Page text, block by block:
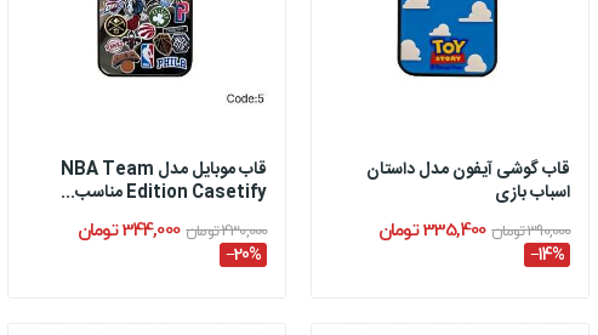
قاب گوشی آیفون مدل داستان
اسباب بازی
390,000 تومان 335,400 تومان
‎−14%
قاب موبایل مدل NBA Team
Edition Casetify مناسب...
430,000 تومان 344,000 تومان
‎−20%